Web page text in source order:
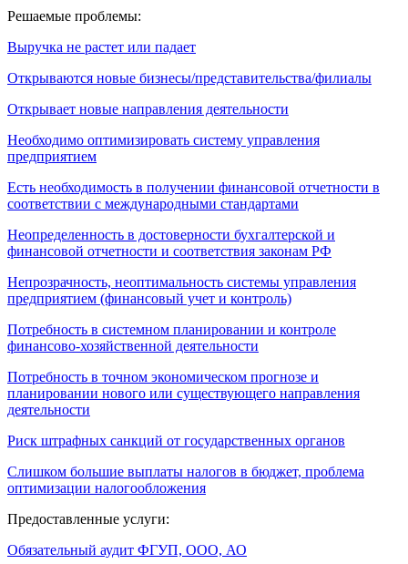
Решаемые проблемы:
Выручка не растет или падает
Открываются новые бизнесы/представительства/филиалы
Открывает новые направления деятельности
Необходимо оптимизировать систему управления
предприятием
Есть необходимость в получении финансовой отчетности в
соответствии с международными стандартами
Неопределенность в достоверности бухгалтерской и
финансовой отчетности и соответствия законам РФ
Непрозрачность, неоптимальность системы управления
предприятием (финансовый учет и контроль)
Потребность в системном планировании и контроле
финансово-хозяйственной деятельности
Потребность в точном экономическом прогнозе и
планировании нового или существующего направления
деятельности
Риск штрафных санкций от государственных органов
Слишком большие выплаты налогов в бюджет, проблема
оптимизации налогообложения
Предоставленные услуги:
Обязательный аудит ФГУП, ООО, АО